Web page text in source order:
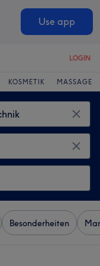
Use app
LOGIN
KOSMETIK MASSAGE
Besonderheiten